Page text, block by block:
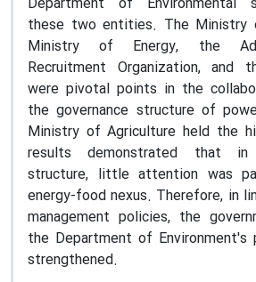
these two entities. The Ministry
Ministry of Energy, the
Recruitment Organization, and
were pivotal points in the
the governance structure of
Ministry of Agriculture held the
results demonstrated that in
structure, little attention was
energy-food nexus. Therefore, in
management policies, the
the Department of Environment's
strengthened.